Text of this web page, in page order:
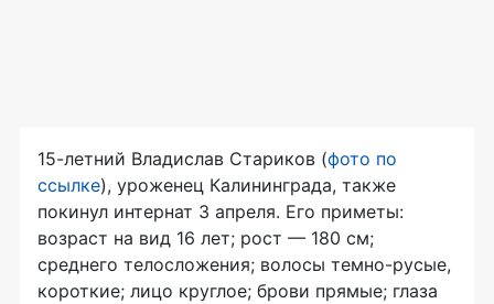
15-летний Владислав Стариков (фото по
ссылке), уроженец Калининграда, также
покинул интернат 3 апреля. Его приметы:
возраст на вид 16 лет; рост — 180 см;
среднего телосложения; волосы темно-русые,
короткие; лицо круглое; брови прямые; глаза